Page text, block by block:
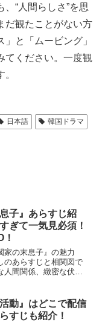
“人間らしさ”を思
だ観たことがない方
と「ムービング」
てください。一度観
日本語
韓国ドラマ
子』あらすじ紹
ぎて一気見必須！
家の末息子』の魅力
のあらすじと相関図で
人間関係、緻密な伏
動』はどこで配信
すじも紹介！